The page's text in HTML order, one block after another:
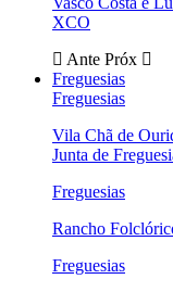
XCO
Ante Próx
Freguesias
Freguesias
Vila Chã de
Junta de
Freguesias
Rancho
Freguesias